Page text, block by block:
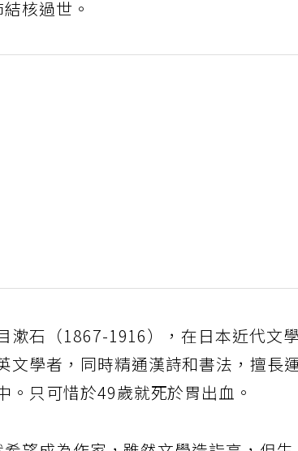
核過世。
漱石（1867-1916），在日本近代文
文學者，同時精通漢詩和書法，擅長
只可惜於49歲就死於胃出血。